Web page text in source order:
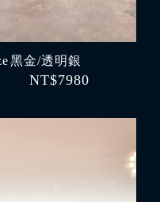
黑金/透明銀
NT$7980